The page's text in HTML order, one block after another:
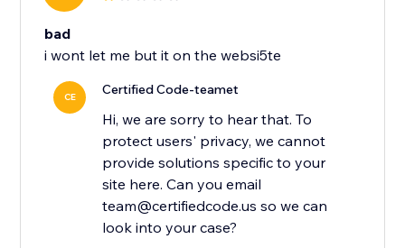
bad
i wont let me but it on the websi5te
CE Certified Code-teamet
Hi, we are sorry to hear that. To
protect users' privacy, we cannot
provide solutions specific to your
site here. Can you email
team@certifiedcode.us so we can
look into your case?